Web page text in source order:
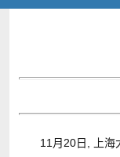
11 月20 日 上